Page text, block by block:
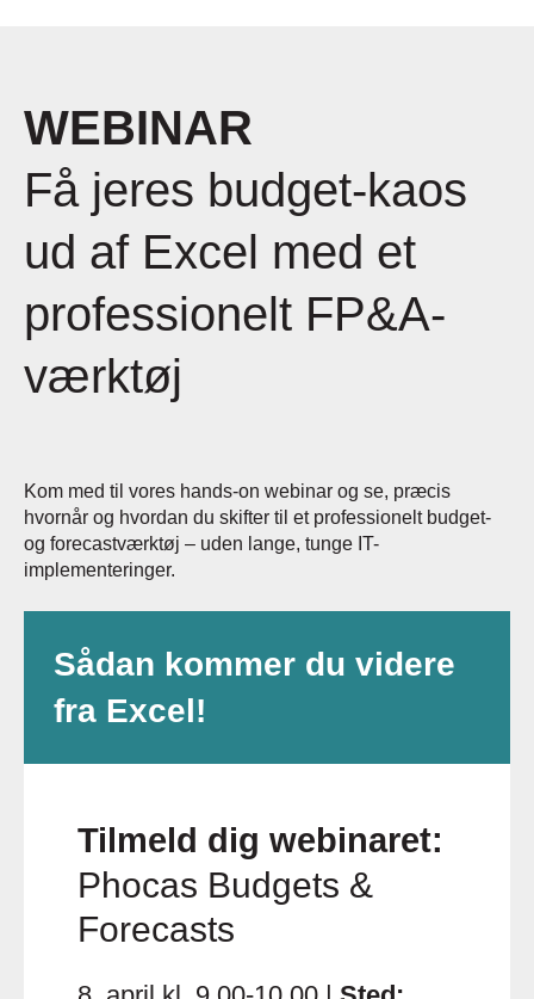
WEBINAR
Få jeres budget-kaos
ud af Excel med et
professionelt FP&A-
værktøj
Kom med til vores hands-on webinar og se, præcis
hvornår og hvordan du skifter til et professionelt budget-
og forecastværktøj – uden lange, tunge IT-
implementeringer.
Sådan kommer du videre
fra Excel!
Tilmeld dig webinaret:
Phocas Budgets &
Forecasts